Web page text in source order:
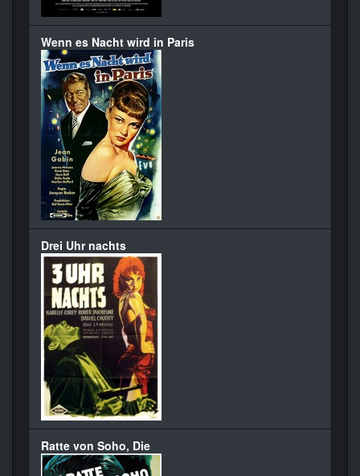
Wenn es Nacht wird in Paris
Drei Uhr nachts
Ratte von Soho, Die